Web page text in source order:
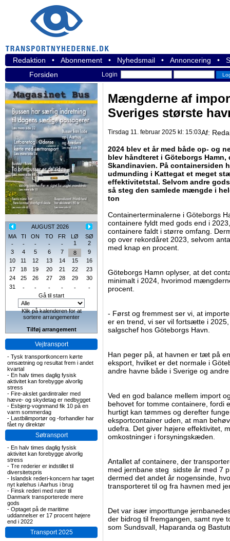
Redaktion • Abonnement • Nyhedsmail • Annoncering •
Forsiden
Login
AUGUST 2026
MA
TI ON TO FR LØ
SØ
-
- - - - 1
2
3
4 5 6 7 8
9
10
11 12 13 14 15
16
17
18 19 20 21 22
23
24
25 26 27 28 29
30
31
- - - - -
-
Gå til start
Klik på kalenderen for at
sortere arrangementer
Tilføj arrangement
Vejtransport
- Tysk transportkoncern kørte
omsætning og resultat frem i andet
kvartal
- En halv times daglig fysisk
aktivitet kan forebygge alvorlig
stress
- Fire-akslet gardintrailer med
hæve- og skydetag er nedbygget
- Esbjerg-vognmand fik 10 på en
varm sommerdag
- Lastbilimportør og -forhandler har
fået ny direktør
Søtransport
- En halv times daglig fysisk
aktivitet kan forebygge alvorlig
stress
- Tre rederier er indstillet til
diversitetspris
- Islandsk rederi-koncern har taget
nyt kølehus i Aarhus i brug
- Finsk rederi med ruter til
Danmark transporterede mere
gods
- Optaget på de maritime
uddannelser er 17 procent højere
end i 2022
Transport 2025
Mængderne af
Sveriges største
Tirsdag 11. februar 2025 kl: 15:03Af:
2024 blev et år med både op- og
blev håndteret i Göteborgs
Skandinavien. På containersiden
udmunding i Kattegat et meget
effektivitetstal. Selvom andre
så steg den samlede mængde i
ton
Containerterminalerne i Göteborgs
containere fyldt med gods end i
containere faldt i større omfang.
op over rekordåret 2023, selvom
med knap en procent.
Göteborgs Hamn oplyser, at det
minimalt i 2024, hvorimod
procent.
- Først og fremmest ser vi, at
er en trend, vi ser vil fortsætte i
salgschef hos Göteborgs Havn.
Han peger på, at havnen er tæt på
eksport, hvilket er det normale i
andre havne både i Sverige og
Ved en god balance mellem import
behovet for tomme containere, fordi
hurtigt kan tømmes og derefter
eksportcontainer uden, at man
udefra. Det giver højere effektivitet,
omkostninger i forsyningskæden.
Antallet af containere, der
med jernbane steg sidste år med 7
dermed det andet år nogensinde,
transporteret til og fra havnen med
Det var især importtunge
der bidrog til fremgangen, samt nye
som Sundsvall, Haparanda og